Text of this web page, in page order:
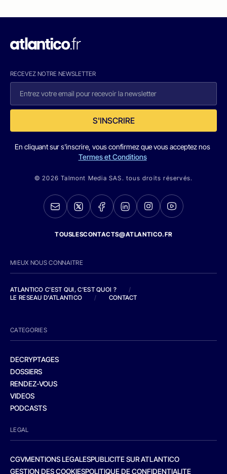
RECEVEZ NOTRE NEWSLETTER
S'INSCRIRE
En cliquant sur s'inscrire, vous confirmez que vous acceptez nos
Termes et Conditions
© 2026 Talmont Media SAS. tous droits réservés.
TOUSLESCONTACTS@ATLANTICO.FR
MIEUX NOUS CONNAITRE
ATLANTICO C'EST QUI, C'EST QUOI ?
/
LE RESEAU D'ATLANTICO
/ CONTACT
CATEGORIES
DECRYPTAGES
DOSSIERS
RENDEZ-VOUS
VIDEOS
PODCASTS
LEGAL
CGVMENTIONS LEGALESPUBLICITE SUR ATLANTICO
GESTION DES COOKIESPOLITIQUE DE CONFIDENTIALITE